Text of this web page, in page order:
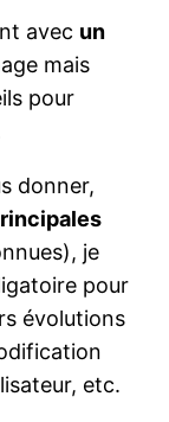
avec un
mais
pour
donner,
je
pour
évolutions
etc.